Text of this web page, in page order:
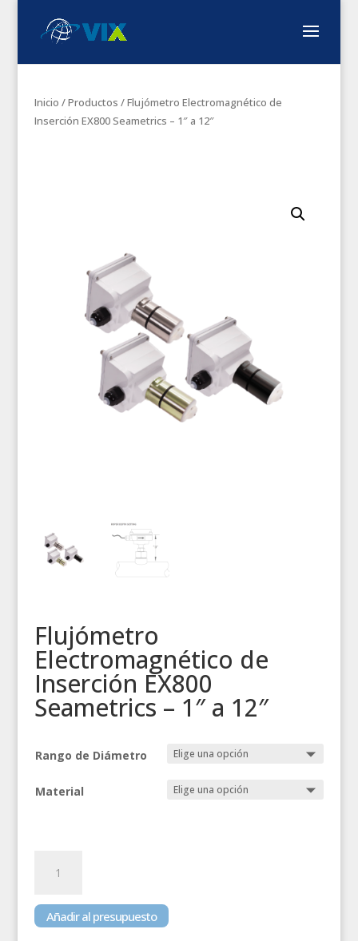
Inicio /Productos / Flujómetro Electromagnético de
Inserción EX800 Seametrics – 1″ a 12″
Flujómetro
Electromagnético de
Inserción EX800
Seametrics – 1″ a 12″
Rango de Diámetro
Material
Electromagnético
Inserción
EX800
Añadir al presupuesto